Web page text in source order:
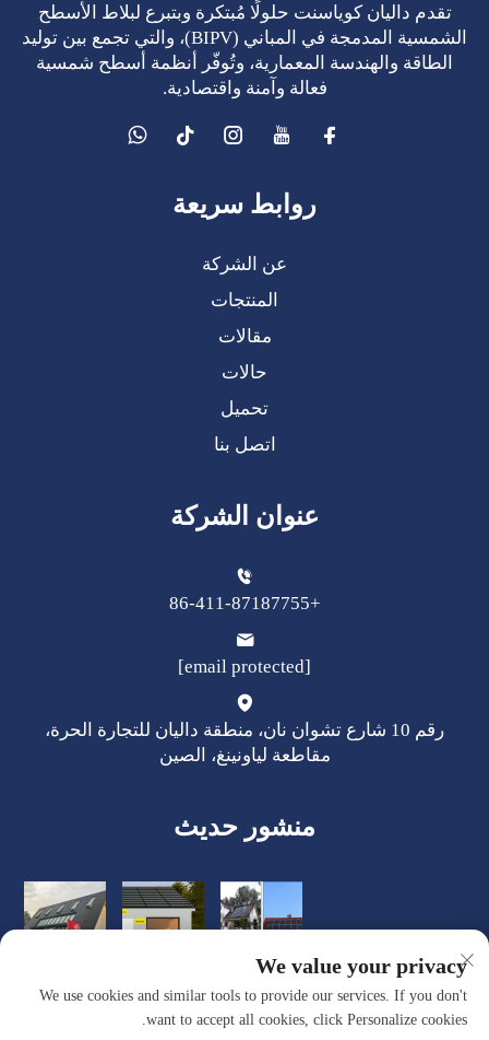
تقدم داليان كوياسنت حلولًا مُبتكرة وبتبرع لبلاط الأسطح
الشمسية المدمجة في المباني (BIPV)، والتي تجمع بين توليد
الطاقة والهندسة المعمارية، وتُوفّر أنظمة أسطح شمسية
فعالة وآمنة واقتصادية.
روابط سريعة
عن الشركة
المنتجات
مقالات
حالات
تحميل
اتصل بنا
عنوان الشركة
+86-411-87187755
[email protected]
رقم 10 شارع تشوان نان، منطقة داليان للتجارة الحرة،
مقاطعة لياونينغ، الصين
منشور حديث
We value your privacy
We use cookies and similar tools to provide our services. If you don't
want to accept all cookies, click Personalize cookies.